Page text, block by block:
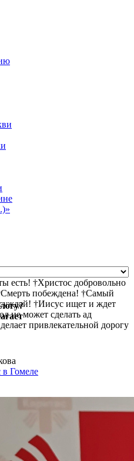
есть! †Христос добровольно
побеждена! †Самый
†Иисус ищет и ждет
не может сделать ад
привлекательной дорогу
в Гомеле